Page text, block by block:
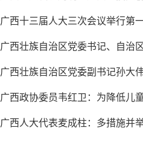
广西十三届人大三次会议举行第
广西壮族自治区党委书记、自治
广西壮族自治区党委副书记孙大
广西政协委员韦红卫：为降低儿
广西人大代表麦成柱：多措施并